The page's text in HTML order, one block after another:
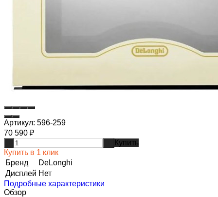
Артикул: 596-259
70 590 ₽
Купить
Купить в 1 клик
Бренд
DeLonghi
Дисплей Нет
Подробные характеристики
Обзор